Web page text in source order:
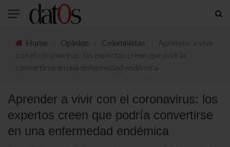
Home Opinion Columnistas
Aprender a vivir con el coronavirus: los
expertos creen que podría convertirse
en una enfermedad endémica